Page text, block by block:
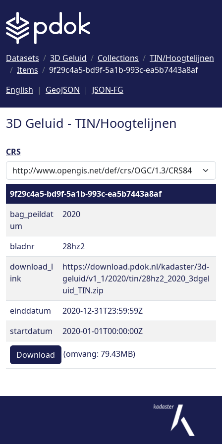
Datasets 3D Geluid Collections
TIN/Hoogtelijnen
Items
9f29c4a5-bd9f-5a1b-993c-ea5b7443a8af
English
GeoJSON JSON-FG
3D Geluid - TIN/Hoogtelijnen
CRS
9f29c4a5-bd9f-5a1b-993c-ea5b7443a8af
bag_peildat
um
2020
bladnr
28hz2
download_l
ink
https://download.pdok.nl/kadaster/3d-
geluid/v1_1/2020/tin/28hz2_2020_3dgel
uid_TIN.zip
einddatum
2020-12-31T23:59:59Z
startdatum
2020-01-01T00:00:00Z
Download (omvang: 79.43MB)